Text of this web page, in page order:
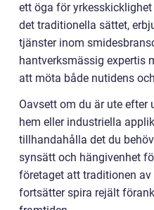
ett öga för
det traditionella sättet,
tjänster inom
hantverksmässig expertis
att möta både nutidens
Oavsett om du är ute
hem eller industriella
tillhandahålla det du
synsätt och hängivenhet
företaget att traditionen
fortsätter spira rejält